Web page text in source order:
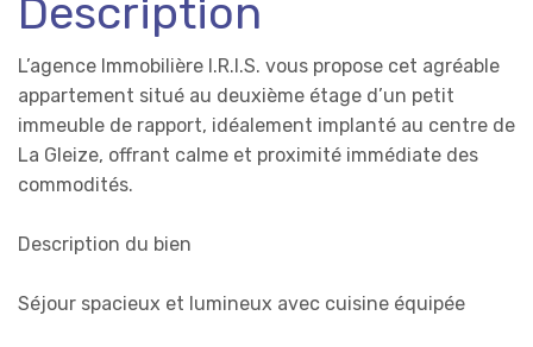
Description
L’agence Immobilière I.R.I.S. vous propose cet agréable
appartement situé au deuxième étage d’un petit
immeuble de rapport, idéalement implanté au centre de
La Gleize, offrant calme et proximité immédiate des
commodités.
Description du bien
Séjour spacieux et lumineux avec cuisine équipée